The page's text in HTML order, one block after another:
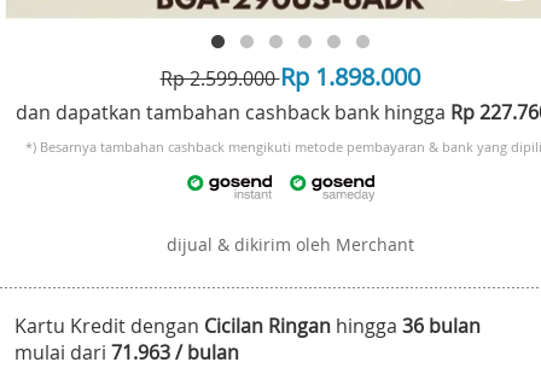
Rp 2.599.000Rp 1.898.000
dan dapatkan tambahan cashback bank hingga Rp
*) Besarnya tambahan cashback mengikuti metode pembayaran & bank yang
dijual & dikirim oleh Merchant
Kartu Kredit dengan Cicilan Ringan hingga 36 bulan
mulai dari 71.963 / bulan